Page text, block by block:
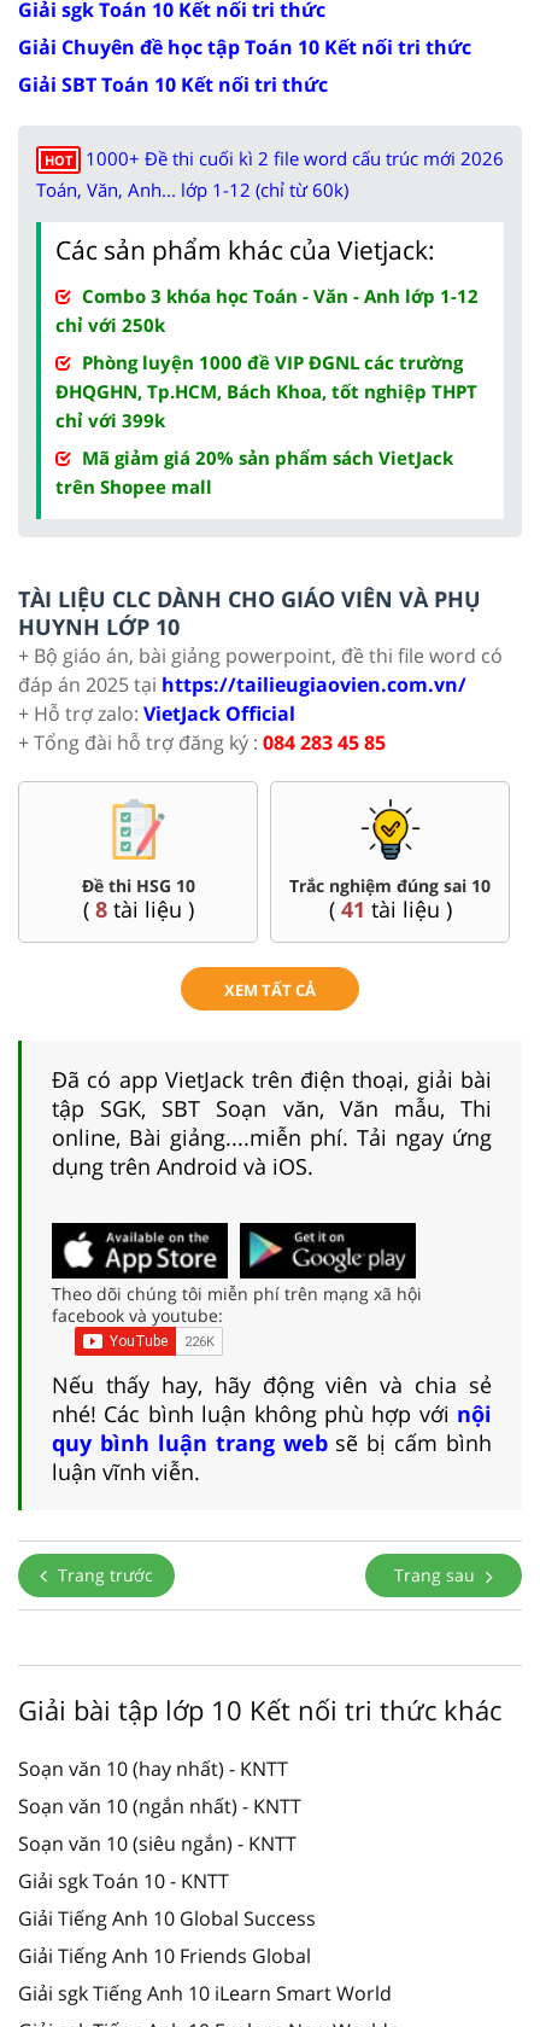
Giải sgk Toán 10 Kết nối tri thức
Giải Chuyên đề học tập Toán 10 Kết nối tri thức
Giải SBT Toán 10 Kết nối tri thức
HOT
1000+ Đề thi cuối kì 2 file word cấu trúc mới 2026
Toán, Văn, Anh... lớp 1-12 (chỉ từ 60k)
Các sản phẩm khác của Vietjack:
Combo 3 khóa học Toán - Văn - Anh lớp 1-12
chỉ với 250k
Phòng luyện 1000 đề VIP ĐGNL các trường
ĐHQGHN, Tp.HCM, Bách Khoa, tốt nghiệp THPT
chỉ với 399k
Mã giảm giá 20% sản phẩm sách VietJack
trên Shopee mall
TÀI LIỆU CLC DÀNH CHO GIÁO VIÊN VÀ PHỤ
HUYNH LỚP 10
+ Bộ giáo án, bài giảng powerpoint, đề thi file word có
đáp án 2025 tại https://tailieugiaovien.com.vn/
+ Hỗ trợ zalo: VietJack Official
+ Tổng đài hỗ trợ đăng ký : 084 283 45 85
Đề thi HSG 10
( 8tài liệu )
Trắc nghiệm đúng sai 10
( 41 tài liệu )
XEM TẤT CẢ
Đã có app VietJack trên điện thoại, giải bài
tập SGK, SBT Soạn văn, Văn mẫu, Thi
online, Bài giảng....miễn phí. Tải ngay ứng
dụng trên Android và iOS.
Theo dõi chúng tôi miễn phí trên mạng xã hội
facebook và youtube:
Nếu thấy hay, hãy động viên và chia sẻ
nhé! Các bình luận không phù hợp với nội
quy bình luận trang websẽ bị cấm bình
luận vĩnh viễn.
Trang trước Trang sau
Giải bài tập lớp 10 Kết nối tri thức khác
Soạn văn 10 (hay nhất) - KNTT
Soạn văn 10 (ngắn nhất) - KNTT
Soạn văn 10 (siêu ngắn) - KNTT
Giải sgk Toán 10 - KNTT
Giải Tiếng Anh 10 Global Success
Giải Tiếng Anh 10 Friends Global
Giải sgk Tiếng Anh 10 iLearn Smart World